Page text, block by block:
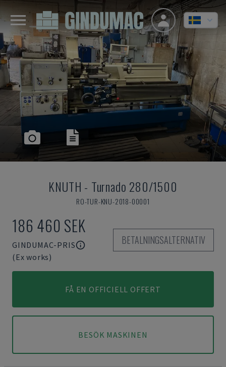
KNUTH - Turnado 280/1500
RO-TUR-KNU-2018-00001
186 460 SEK
GINDUMAC-PRIS
(Ex works)
BETALNINGSALTERNATIV
FÅ EN OFFICIELL OFFERT
BESÖK MASKINEN